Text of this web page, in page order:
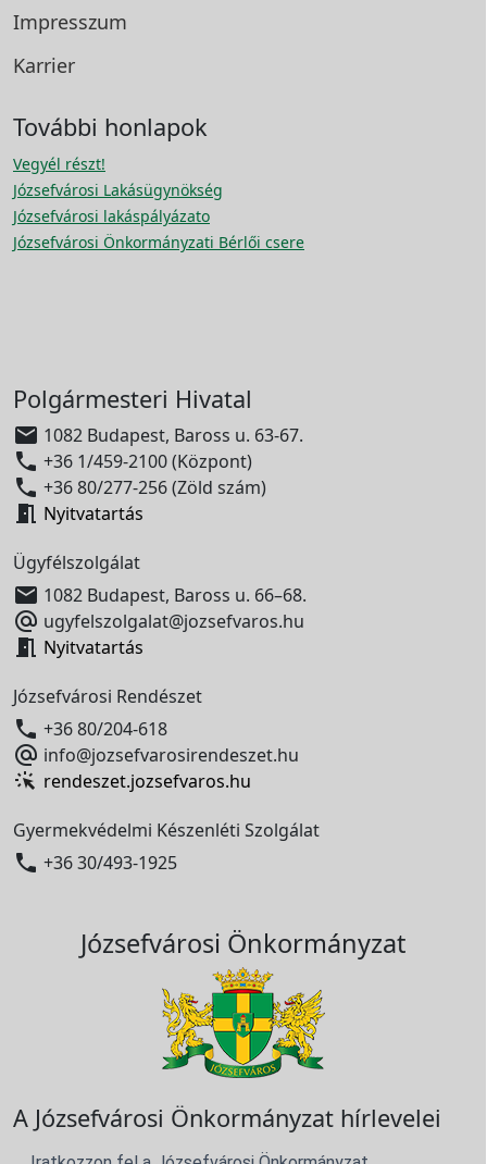
Impresszum
Karrier
További honlapok
Vegyél részt!
Józsefvárosi Lakásügynökség
Józsefvárosi lakáspályázato
Józsefvárosi Önkormányzati Bérlői csere
Polgármesteri Hivatal
 1082 Budapest, Baross u. 63-67.
 +36 1/459-2100 (Központ)
 +36 80/277-256 (Zöld szám)
 Nyitvatartás
Ügyfélszolgálat
 1082 Budapest, Baross u. 66–68.
 ugyfelszolgalat@jozsefvaros.hu
 Nyitvatartás
Józsefvárosi Rendészet
 +36 80/204-618
 info@jozsefvarosirendeszet.hu
rendeszet.jozsefvaros.hu
Gyermekvédelmi Készenléti Szolgálat
 +36 30/493-1925
Józsefvárosi Önkormányzat
A Józsefvárosi Önkormányzat hírlevelei